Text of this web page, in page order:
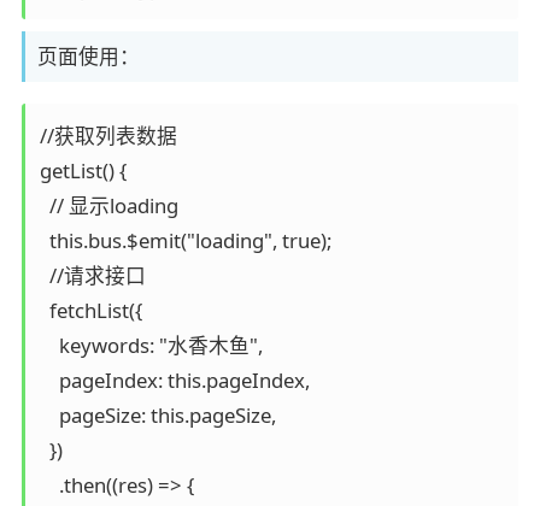
页面使用：
//获取列表数据
getList() {
  // 显示loading
  this.bus.$emit("loading", true);
  //请求接口
  fetchList({
    keywords: "水香木鱼",
    pageIndex: this.pageIndex,
    pageSize: this.pageSize,
  })
    .then((res) => {